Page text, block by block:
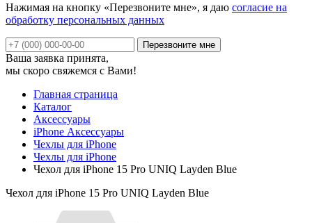
Нажимая на кнопку «Перезвоните мне», я даю согласие на
обработку персональных данных
Ваша заявка принята,
мы скоро свяжемся с Вами!
Главная страница
Каталог
Аксессуары
iPhone Аксессуары
Чехлы для iPhone
Чехлы для iPhone
Чехол для iPhone 15 Pro UNIQ Layden Blue
Чехол для iPhone 15 Pro UNIQ Layden Blue